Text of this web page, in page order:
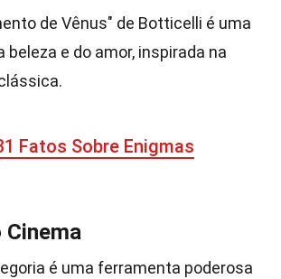
de Vênus" de Botticelli é uma
beleza e do amor, inspirada na
Fatos Sobre Enigmas
Cinema
é uma ferramenta poderosa